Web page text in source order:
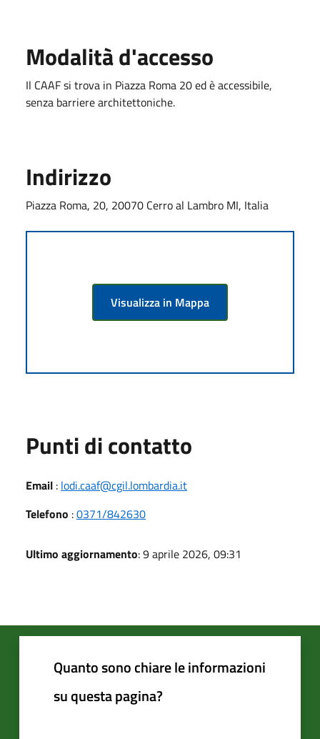
Modalità d'accesso
Il CAAF si trova in Piazza Roma 20 ed è accessibile,
senza barriere architettoniche.
Indirizzo
Piazza Roma, 20, 20070 Cerro al Lambro MI, Italia
Visualizza in Mappa
Punti di contatto
Email : lodi.caaf@cgil.lombardia.it
Telefono :0371/842630
Ultimo aggiornamento: 9 aprile 2026, 09:31
Quanto sono chiare le informazioni
su questa pagina?